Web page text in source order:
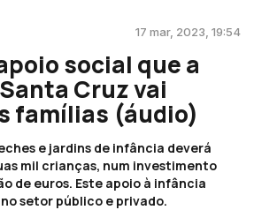
17 mar, 2023, 19:54
social que a
Cruz vai
famílias (áudio)
e jardins de infância deverá
mil crianças, num investimento
de euros. Este apoio à infância
setor público e privado.